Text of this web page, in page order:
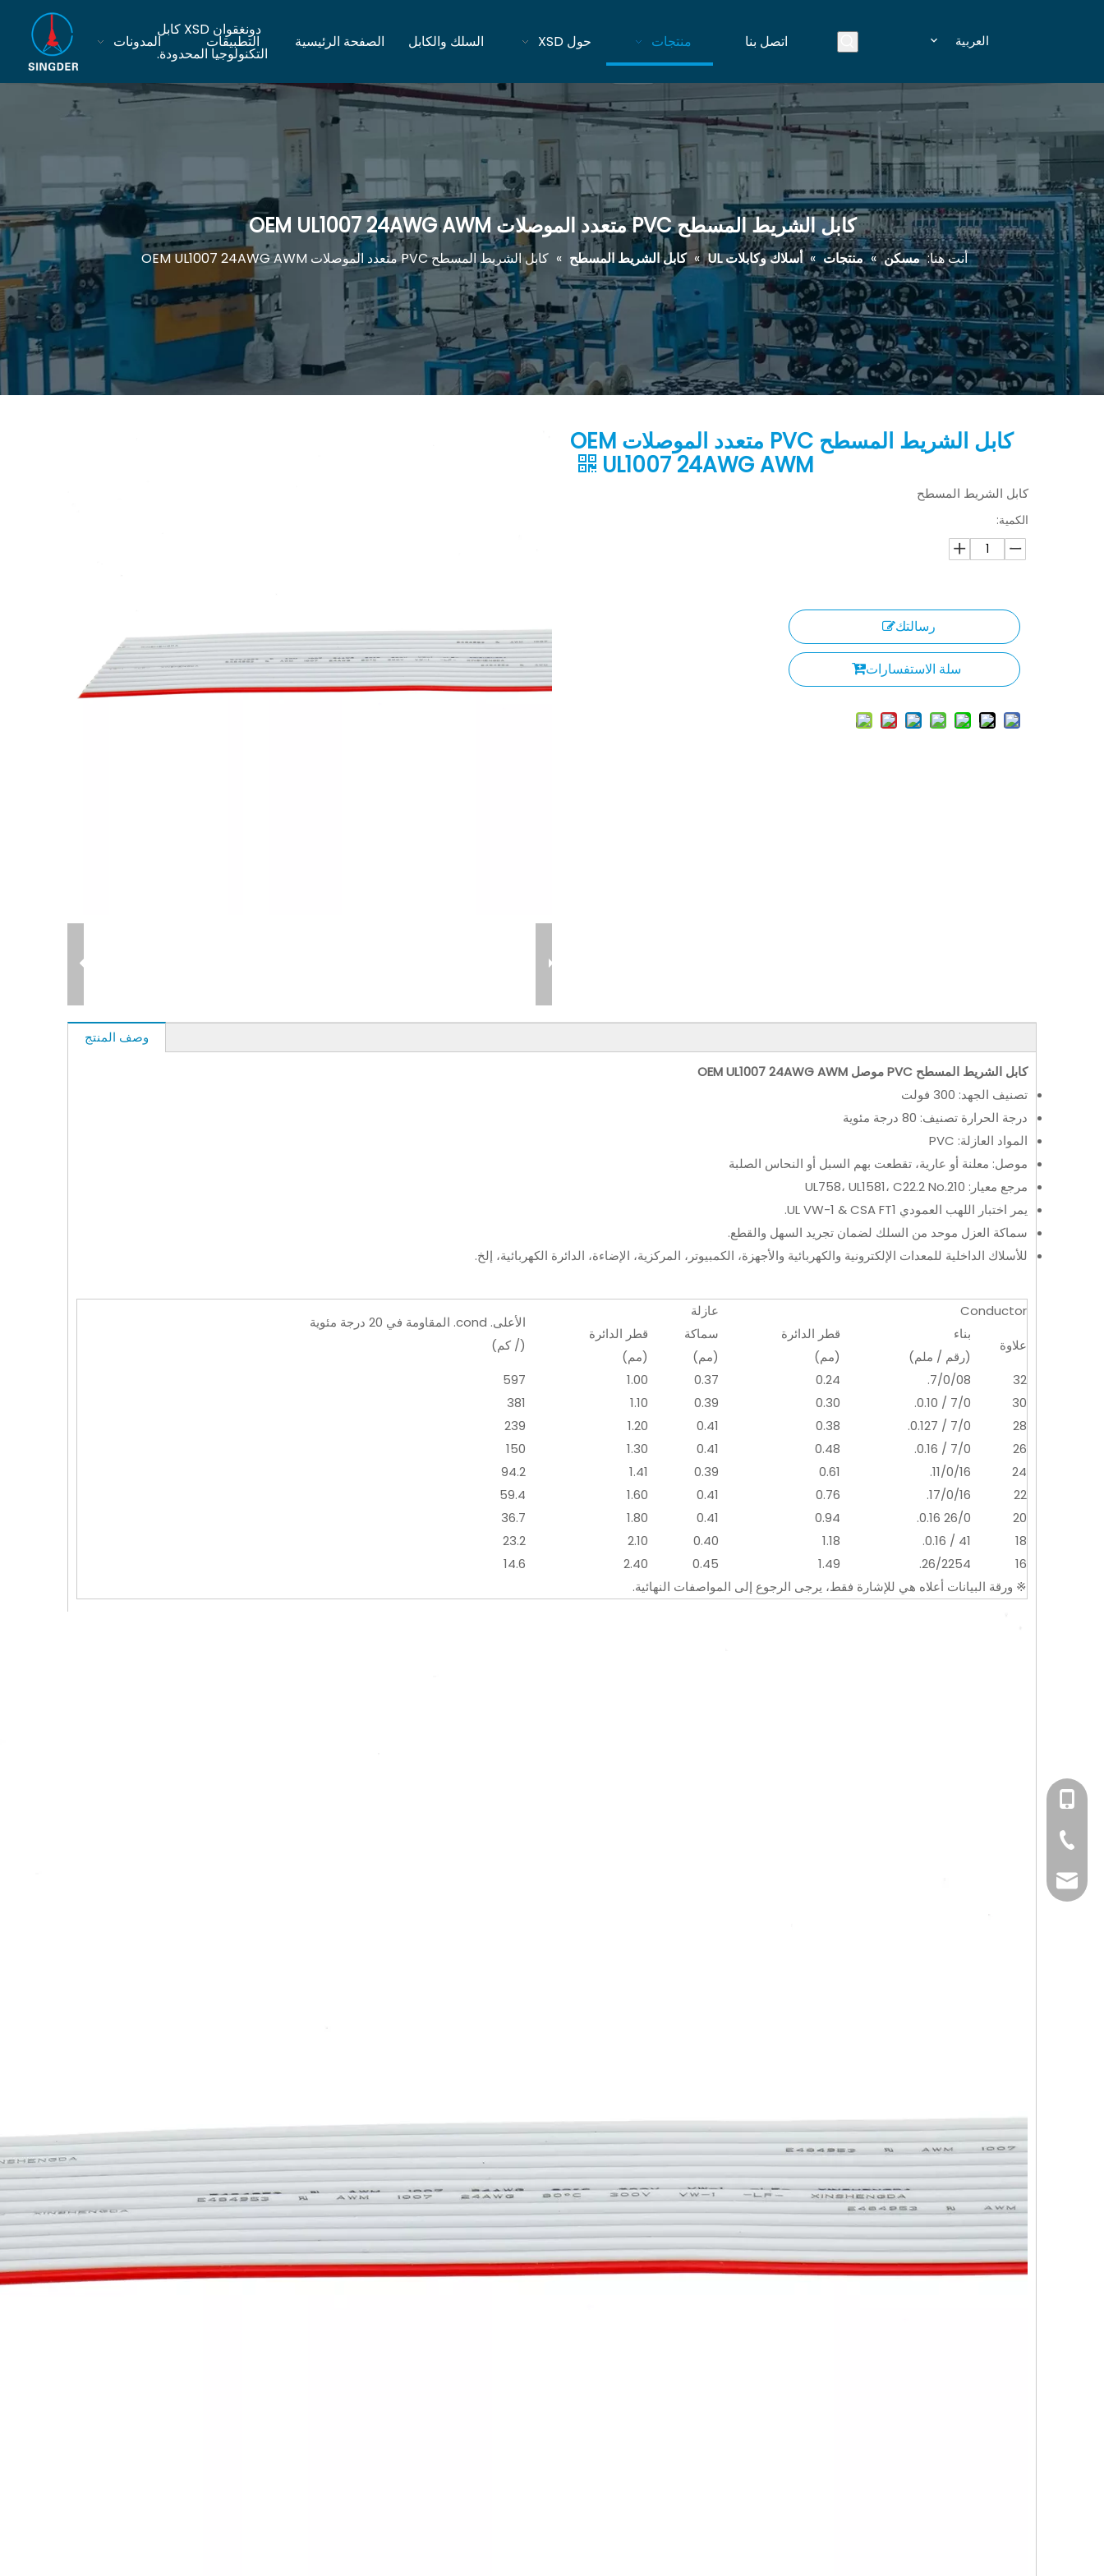
دونغقوان XSD كابل
التكنولوجيا المحدودة.
اتصل بنا منتجات حول XSD السلك والكابل الصفحة الرئيسية التطبيقات المدونات العربية
كابل الشريط المسطح PVC متعدد الموصلات OEM UL1007 24AWG AWM
أنت هنا: مسكن » منتجات » أسلاك وكابلات UL » كابل الشريط المسطح » كابل الشريط المسطح PVC متعدد الموصلات OEM UL1007 24AWG AWM
كابل الشريط المسطح PVC متعدد الموصلات OEM
UL1007 24AWG AWM
كابل الشريط المسطح
الكمية:
رسالتك
سلة الاستفسارات
وصف المنتج
كابل الشريط المسطح PVC موصل OEM UL1007 24AWG AWM
تصنيف الجهد: 300 فولت
درجة الحرارة تصنيف: 80 درجة مئوية
المواد العازلة: PVC
موصل: معلنة أو عارية، تقطعت بهم السبل أو النحاس الصلبة
مرجع معيار: UL758، UL1581، C22.2 No.210
يمر اختبار اللهب العمودي UL VW-1 & CSA FT1.
سماكة العزل موحد من السلك لضمان تجريد السهل والقطع.
للأسلاك الداخلية للمعدات الإلكترونية والكهربائية والأجهزة، الكمبيوتر، المركزية، الإضاءة، الدائرة الكهربائية، إلخ.
Conductor عازلة
الأعلى. cond. المقاومة في 20 درجة مئوية
(/ كم)
علاوة
بناء
(رقم / ملم)
قطر الدائرة
(مم)
سماكة
(مم)
قطر الدائرة
(مم)
32
7/0/08.
0.24
0.37
1.00
597
30
7/0 / 0.10.
0.30
0.39
1.10
381
28
7/0 / 0.127.
0.38
0.41
1.20
239
26
7/0 / 0.16.
0.48
0.41
1.30
150
24
11/0/16.
0.61
0.39
1.41
94.2
22
17/0/16.
0.76
0.41
1.60
59.4
20
26/0 0.16.
0.94
0.41
1.80
36.7
18
41 / 0.16.
1.18
0.40
2.10
23.2
16
26/2254.
1.49
0.45
2.40
14.6
※ ورقة البيانات أعلاه هي للإشارة فقط، يرجى الرجوع إلى المواصفات النهائية.
+86-15814198581
+86-769-